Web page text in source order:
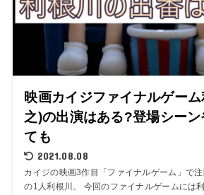
映画カイジファイナルゲー
之)の出演はある?登場シー
ても
2021.08.08
カイジの映画3作目「ファイナルゲーム」で
の1人利根川。 今回のファイナルゲームには